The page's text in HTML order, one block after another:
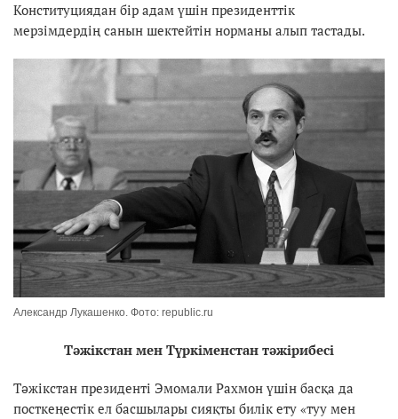
Конституциядан бір адам үшін президенттік
мерзімдердің санын шектейтін норманы алып тастады.
Александр Лукашенко. Фото: republic.ru
Тәжікстан мен Түркіменстан тәжірибесі
Тәжікстан президенті Эмомали Рахмон үшін басқа да
посткеңестік ел басшылары сияқты билік ету «туу мен